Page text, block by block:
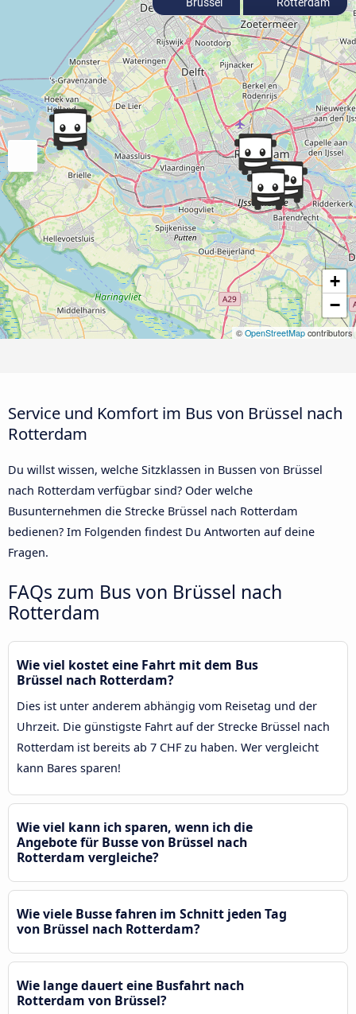
+
−
© OpenStreetMap contributors
Service und Komfort im Bus von Brüssel nach
Rotterdam
Du willst wissen, welche Sitzklassen in Bussen von Brüssel
nach Rotterdam verfügbar sind? Oder welche
Busunternehmen die Strecke Brüssel nach Rotterdam
bedienen? Im Folgenden findest Du Antworten auf deine
Fragen.
FAQs zum Bus von Brüssel nach
Rotterdam
Wie viel kostet eine Fahrt mit dem Bus
Brüssel nach Rotterdam?
Dies ist unter anderem abhängig vom Reisetag und der
Uhrzeit. Die günstigste Fahrt auf der Strecke Brüssel nach
Rotterdam ist bereits ab 7 CHF zu haben. Wer vergleicht
kann Bares sparen!
Wie viel kann ich sparen, wenn ich die
Angebote für Busse von Brüssel nach
Rotterdam vergleiche?
Wie viele Busse fahren im Schnitt jeden Tag
von Brüssel nach Rotterdam?
Wie lange dauert eine Busfahrt nach
Rotterdam von Brüssel?